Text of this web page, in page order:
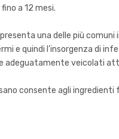
a 12 mesi.
una delle più
e quindi l’insorgenza di
adeguatamente veicolati
consente agli ingredienti